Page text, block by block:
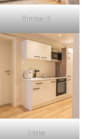
Zimmer 2
küche